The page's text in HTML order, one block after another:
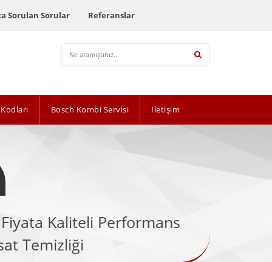
Sorulan Sorular Referanslar
Bosch Kombi Servisi İletişim
Kaliteli Performans
Temizliği